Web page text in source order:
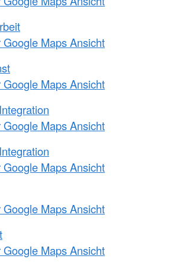
Google Maps Ansicht
Google Maps Ansicht
Google Maps Ansicht
Google Maps Ansicht
Google Maps Ansicht
Google Maps Ansicht